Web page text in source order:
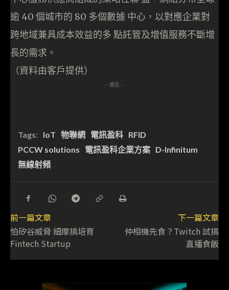
逾 40 個城市的 80 多個數據 中心，以對應企業對
跨地域兼具成本效益的多 點託管及增值服務不斷增
長的需求。
（資料由客戶提供）
- 廣告 -
Tags: IoT 物聯網 電訊盈科 RFID
PCCW solutions
電訊盈科企業方案 D-Infinitum
無線射頻
前一篇文章
怕矽谷威脅 細摩搞培育
Fintech Startup
下一篇文章
仲相機先食？Twitch 試搞
直播食飯